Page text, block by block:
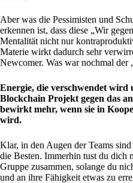
Aber was die Pessimisten und
erkennen ist, dass diese „Wir
Mentalität nicht nur
Materie wirkt dadurch sehr
Newcomer. Was war nochmal der
Energie, die verschwendet wird
Blockchain Projekt gegen das
bewirkt mehr, wenn sie in
wird.
Klar, in den Augen der Teams
die Besten. Immerhin tust du dich
Gruppe zusammen, solange du
und an ihre Fähigkeit etwas zu